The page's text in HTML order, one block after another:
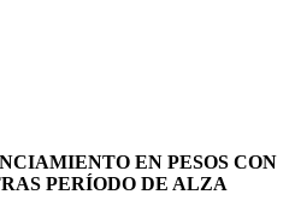
EN PESOS CON
PERÍODO DE ALZA